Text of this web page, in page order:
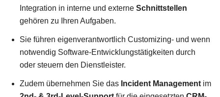
Integration in interne und externe Schnittstellen
gehören zu Ihren Aufgaben.
Sie führen eigenverantwortlich Customizing- und wenn
notwendig Software-Entwicklungstätigkeiten durch
oder steuern den Dienstleister.
Zudem übernehmen Sie das Incident Management im